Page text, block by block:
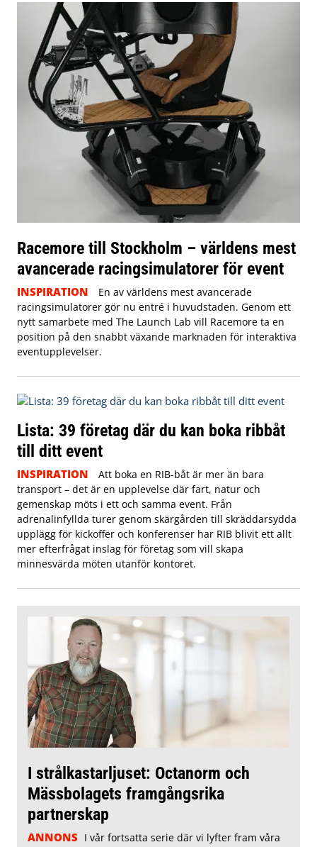
Racemore till Stockholm – världens mest
avancerade racingsimulatorer för event
INSPIRATION
En av världens mest avancerade
racingsimulatorer gör nu entré i huvudstaden. Genom ett
nytt samarbete med The Launch Lab vill Racemore ta en
position på den snabbt växande marknaden för interaktiva
eventupplevelser.
Lista: 39 företag där du kan boka ribbåt
till ditt event
INSPIRATION
Att boka en RIB-båt är mer än bara
transport – det är en upplevelse där fart, natur och
gemenskap möts i ett och samma event. Från
adrenalinfyllda turer genom skärgården till skräddarsydda
upplägg för kickoffer och konferenser har RIB blivit ett allt
mer efterfrågat inslag för företag som vill skapa
minnesvärda möten utanför kontoret.
I strålkastarljuset: Octanorm och
Mässbolagets framgångsrika
partnerskap
ANNONS I vår fortsatta serie där vi lyfter fram våra